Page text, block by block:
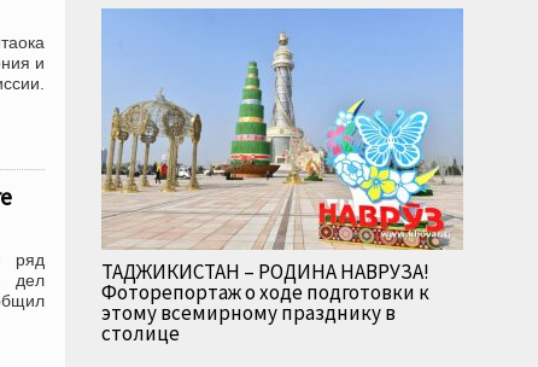
и
ряд
дел
ТАДЖИКИСТАН – РОДИНА НАВРУЗА!
Фоторепортаж о ходе подготовки к
этому всемирному празднику в
столице